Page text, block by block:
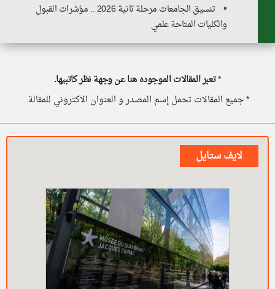
تنسيق الجامعات مرحلة ثانية 2026 .. مؤشرات القبول
والكليات المتاحة علمي
*تعبر المقالات الموجوده هنا عن وجهة نظر كاتبيها.
* جميع المقالات تحمل إسم المصدر و العنوان الاكتروني للمقالة.
لايف ستايل